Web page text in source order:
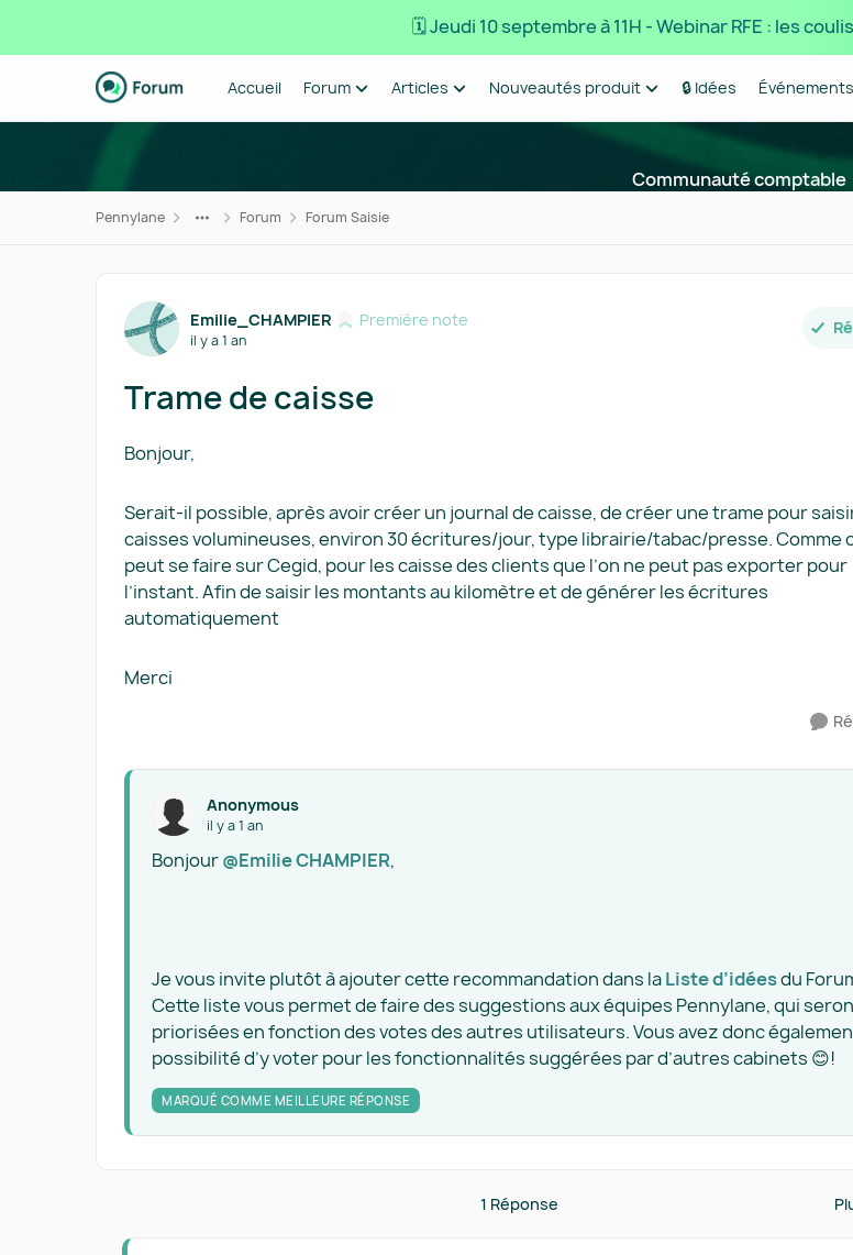
🗓️ Jeudi 10 septembre à 11H - Webinar RFE : les
Passer au contenu
Accueil Forum Articles Nouveautés produit 🔒 Idées Événements
Communauté comptable
Pennylane Forum Forum Saisie
Forum Discussion
Emilie_CHAMPIER Première note
il y a 1 an
Trame de caisse
Bonjour,
Serait-il possible, après avoir créer un journal de caisse, de créer une trame pour
caisses volumineuses, environ 30 écritures/jour, type librairie/tabac/presse. Comme
peut se faire sur Cegid, pour les caisse des clients que l’on ne peut pas exporter pour
l’instant. Afin de saisir les montants au kilomètre et de générer les écritures
automatiquement
Merci
Anonymous
il y a 1 an
Bonjour ​@Emilie CHAMPIER,
Je vous invite plutôt à ajouter cette recommandation dans laListe d’idéesdu
Cette liste vous permet de faire des suggestions aux équipes Pennylane, qui
priorisées en fonction des votes des autres utilisateurs. Vous avez donc
possibilité d’y voter pour les fonctionnalités suggérées par d’autres cabinets 😊!
MARQUÉ COMME MEILLEURE RÉPONSE
1 Réponse